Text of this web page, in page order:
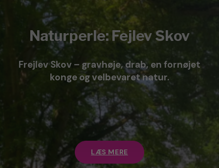
Naturperle: Fejlev Skov
Frejlev Skov – gravhøje, drab, en fornøjet
konge og velbevaret natur.
LÆS MERE